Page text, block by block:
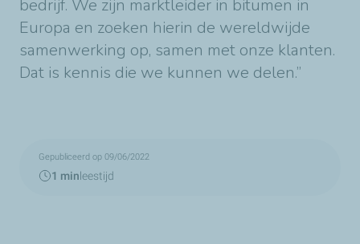
bedrijf. We zijn marktleider in bitumen in
Europa en zoeken hierin de wereldwijde
samenwerking op, samen met onze klanten.
Dat is kennis die we kunnen we delen.”
Gepubliceerd op 09/06/2022
1 minleestijd